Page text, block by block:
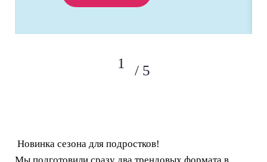
5
Новинка сезона для подростков!